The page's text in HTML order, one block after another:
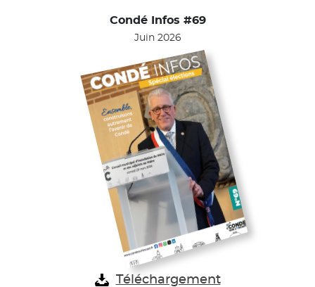
Condé Infos #69
Juin 2026
Téléchargement